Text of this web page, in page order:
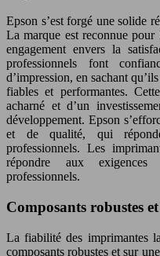
Epson s’est forgé une solide
La marque est reconnue
engagement envers la
professionnels font
d’impression, en sachant
fiables et performantes.
acharné et d’un
développement. Epson
et de qualité, qui
professionnels. Les
répondre aux exigences
professionnels.
Composants robustes
La fiabilité des imprimantes
composants robustes et sur